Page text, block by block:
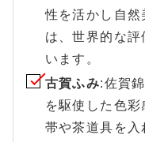
性を活かし自
は、世界的な
います。
古賀ふみ:佐賀
を駆使した色彩
帯や茶道具を